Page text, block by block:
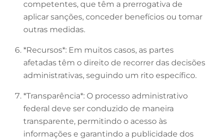
competentes, que têm a prerrogativa de
aplicar sanções, conceder benefícios ou tomar
outras medidas.
*Recursos*: Em muitos casos, as partes
afetadas têm o direito de recorrer das decisões
administrativas, seguindo um rito específico.
*Transparência*: O processo administrativo
federal deve ser conduzido de maneira
transparente, permitindo o acesso às
informações e garantindo a publicidade dos